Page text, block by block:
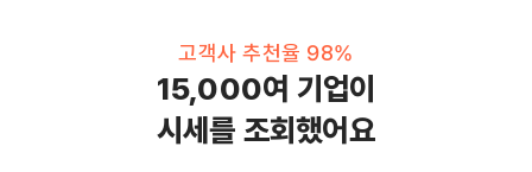
고객사 추천율 98%
15,000여 기업이
시세를 조회했어요